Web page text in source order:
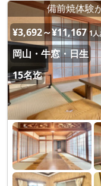
備前焼体験
¥3,692～¥11,167 1人
岡山・牛窓・日生
15名迄